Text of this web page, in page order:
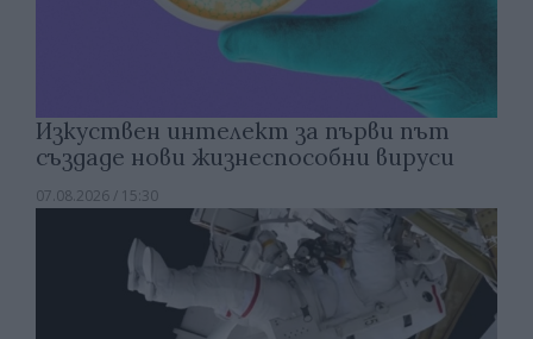
Изкуствен интелект за първи път
създаде нови жизнеспособни вируси
07.08.2026 / 15:30